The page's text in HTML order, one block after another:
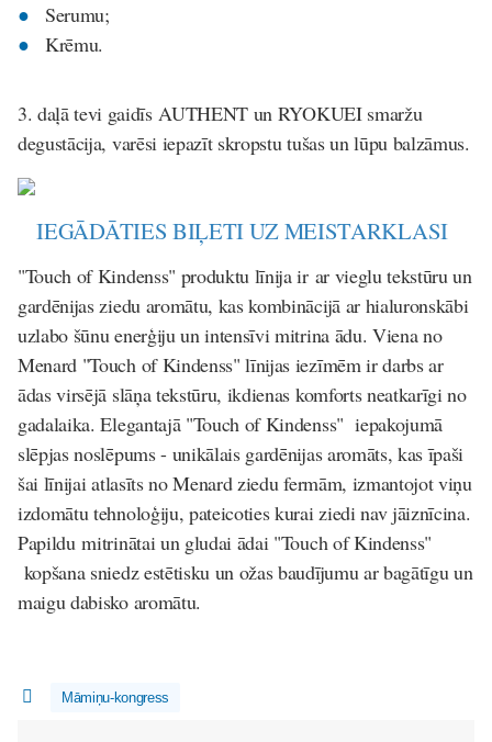
Serumu;
Krēmu.
3. daļātevi gaidīs AUTHENT un RYOKUEI smaržu
degustācija, varēsi iepazīt skropstu tušas un lūpu balzāmus.
IEGĀDĀTIES BIĻETI UZ MEISTARKLASI
"Touch of Kindenss" produktu līnija ir ar vieglu tekstūru un
gardēnijas ziedu aromātu, kas kombinācijā ar hialuronskābi
uzlabo šūnu enerģiju un intensīvi mitrina ādu. Viena no
Menard "Touch of Kindenss" līnijas iezīmēm ir darbs ar
ādas virsējā slāņa tekstūru, ikdienas komforts neatkarīgi no
gadalaika. Elegantajā "Touch of Kindenss" iepakojumā
slēpjas noslēpums - unikālais gardēnijas aromāts, kas īpaši
šai līnijai atlasīts no Menard ziedu fermām, izmantojot viņu
izdomātu tehnoloģiju, pateicoties kurai ziedi nav jāiznīcina.
Papildu mitrinātai un gludai ādai "Touch of Kindenss"
kopšana sniedz estētisku un ožas baudījumu ar bagātīgu un
maigu dabisko aromātu.
Māmiņu-kongress